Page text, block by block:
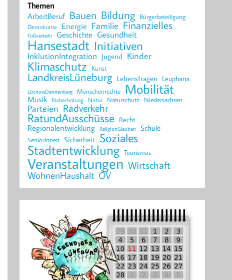
Themen
ArbeitBeruf Bauen Bildung Bürgerbeteiligung
Demokratie Energie Familie Finanzielles
Fußverkehr Geschichte Gesundheit
Hansestadt Initiativen
InklusionIntegration Jugend Kinder
Klimaschutz Kunst
LandkreisLüneburg Lebensfragen Leuphana
LüchowDannenberg Menschenrechte Mobilität
Musik Naherholung Natur Naturschutz Niedersachsen
Parteien Radverkehr
RatundAusschüsse Recht
Regionalentwicklung ReligionGlauben Schule
SeniorInnen Sicherheit Soziales
Stadtentwicklung Tourismus
Veranstaltungen Wirtschaft
WohnenHaushalt ÖV